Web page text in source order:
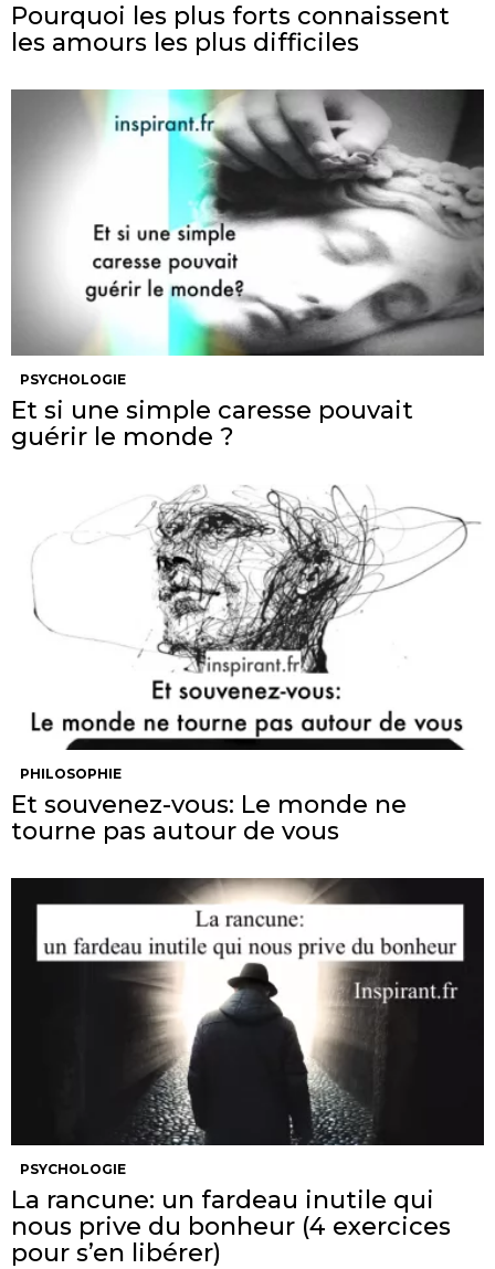
Pourquoi les plus forts connaissent
les amours les plus difficiles
PSYCHOLOGIE
Et si une simple caresse pouvait
guérir le monde ?
PHILOSOPHIE
Et souvenez-vous: Le monde ne
tourne pas autour de vous
PSYCHOLOGIE
La rancune: un fardeau inutile qui
nous prive du bonheur (4 exercices
pour s’en libérer)